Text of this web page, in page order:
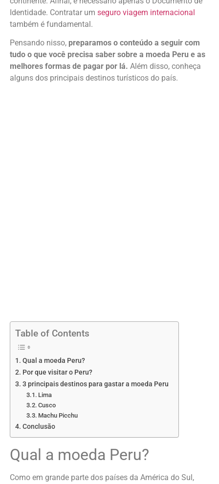
Identidade. Contratar um seguro viagem internacional
também é fundamental.
Pensando nisso, preparamos o conteúdo a seguir com
tudo o que você precisa saber sobre a moeda Peru e as
melhores formas de pagar por lá. Além disso, conheça
alguns dos principais destinos turísticos do país.
Table of Contents
Qual a moeda Peru?
Por que visitar o Peru?
3 principais destinos para gastar a moeda Peru
Lima
Cusco
Machu Picchu
Conclusão
Qual a moeda Peru?
Como em grande parte dos países da América do Sul,